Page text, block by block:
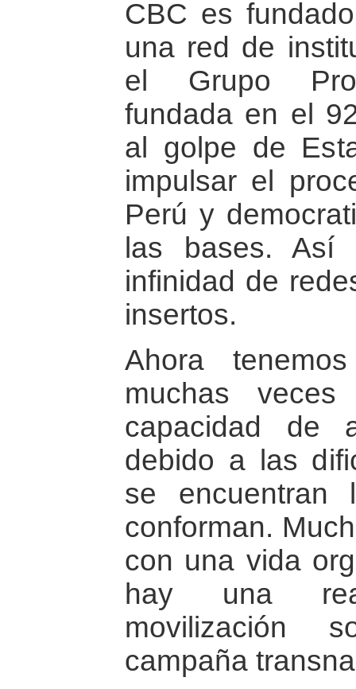
CBC es
una red de
el Grupo
fundada en el
al golpe de
impulsar el
Perú y
las bases.
infinidad de
insertos.
Ahora
muchas
capacidad de
debido a las
se encuentran
conforman.
con una vida
hay una
movilización
campaña